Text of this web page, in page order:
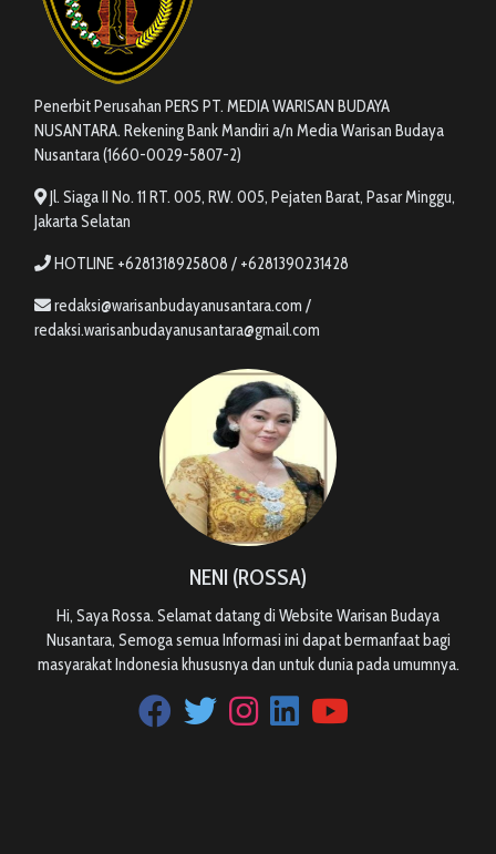
Penerbit Perusahan PERS PT. MEDIA WARISAN BUDAYA
NUSANTARA. Rekening Bank Mandiri a/n Media Warisan Budaya
Nusantara (1660-0029-5807-2)
Jl. Siaga II No. 11 RT. 005, RW. 005, Pejaten Barat, Pasar Minggu,
Jakarta Selatan
HOTLINE +6281318925808 / +6281390231428
redaksi@warisanbudayanusantara.com /
redaksi.warisanbudayanusantara@gmail.com
NENI (ROSSA)
Hi, Saya Rossa. Selamat datang di Website Warisan Budaya
Nusantara, Semoga semua Informasi ini dapat bermanfaat bagi
masyarakat Indonesia khususnya dan untuk dunia pada umumnya.